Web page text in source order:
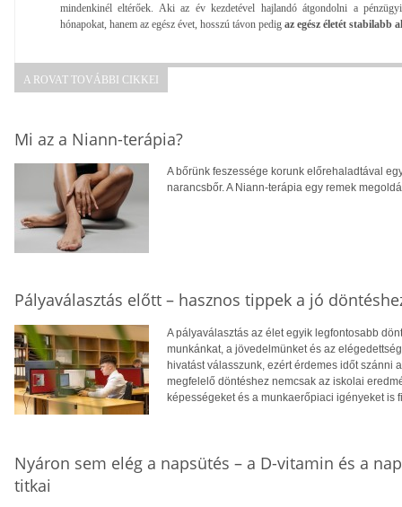
mindenkinél eltérőek. Aki az év kezdetével hajlandó átgondolni a
hónapokat, hanem az egész évet, hosszú távon pedig az egész életét stabilabb
A ROVAT TOVÁBBI CIKKEI
Mi az a Niann-terápia?
A bőrünk feszessége korunk előrehaladtával
narancsbőr. A Niann-terápia egy remek
Pályaválasztás előtt – hasznos tippek a jó
A pályaválasztás az élet egyik legfontosabb
munkánkat, a jövedelmünket és az
hivatást válasszunk, ezért érdemes időt szánni
megfelelő döntéshez nemcsak az iskolai
képességeket és a munkaerőpiaci igényeket is
Nyáron sem elég a napsütés – a D-vitamin és a
titkai